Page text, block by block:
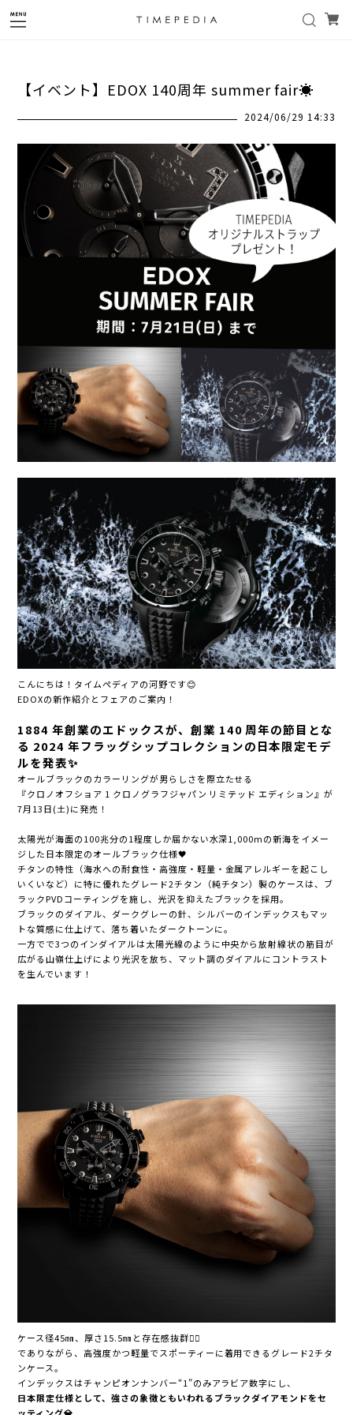
【イベント】EDOX 140周年 summer fair☀️
2024/06/29 14:33
こんにちは！タイムペディアの河野です😊
EDOXの新作紹介とフェアのご案内！
1884 年創業のエドックスが、創業 140 周年の節目とな
る 2024 年フラッグシップコレクションの日本限定モデ
ルを発表✨
オールブラックのカラーリングが男らしさを際立たせる
『クロノオフショア 1 クロノグラフジャパン リミテッド エディション』が
7月13日(土)に発売！
太陽光が海面の100兆分の1程度しか届かない水深1,000mの新海をイメー
ジした日本限定のオールブラック仕様🖤
チタンの特性（海水への耐食性・高強度・軽量・金属アレルギーを起こし
いくいなど）に特に優れたグレード2チタン（純チタン）製のケースは、ブ
ラックPVDコーティングを施し、光沢を抑えたブラックを採用。
ブラックのダイアル、ダークグレーの針、シルバーのインデックスもマッ
トな質感に仕上げて、落ち着いたダークトーンに。
一方でで3つのインダイアルは太陽光線のように中央から放射線状の筋目が
広がる山嶺仕上げにより光沢を放ち、マット調のダイアルにコントラスト
を生んでいます！
ケース径45㎜、厚さ15.5㎜と存在感抜群❤️‍🔥
でありながら、高強度かつ軽量でスポーティーに着用できるグレード2チタ
ンケース。
インデックスはチャンピオンナンバー“1”のみアラビア数字にし、
日本限定仕様として、強さの象徴ともいわれるブラックダイアモンドをセ